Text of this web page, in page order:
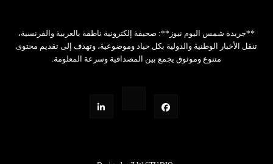
**جريدة شمس اليوم نيوز**: صحيفة إلكترونية ناطقة بالعربية والفرنسية،
تنقل الأخبار الوطنية والدولية بكل حياد وموضوعية، وتهدف إلى تقديم محتوى
متنوع وموثوق يجمع بين المصداقية وسرعة المعلومة.